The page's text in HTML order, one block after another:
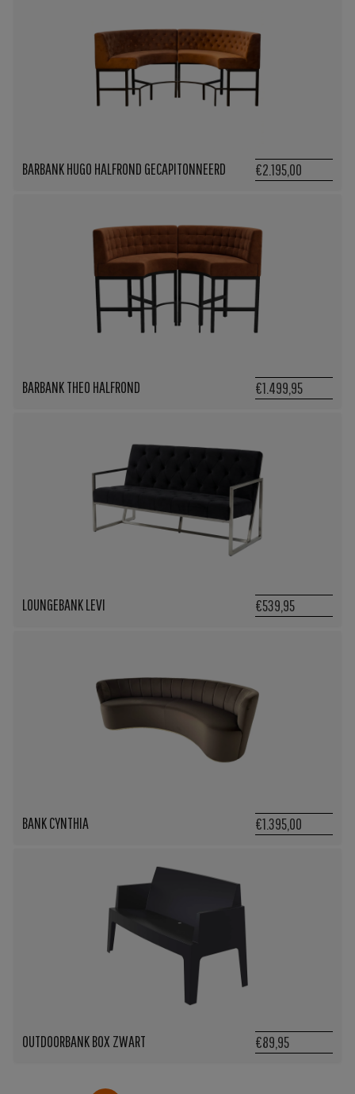
BARBANK HUGO HALFROND GECAPITONNEERD €2.195,00
BARBANK THEO HALFROND €1.499,95
LOUNGEBANK LEVI €539,95
BANK CYNTHIA €1.395,00
OUTDOORBANK BOX ZWART €89,95